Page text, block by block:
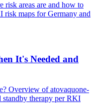
risk areas are and how to
maps for Germany and
It's Needed and
Overview of atovaquone-
therapy per RKI